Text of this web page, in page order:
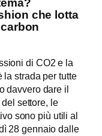
che lotta
di CO2 e la
strada per tutte
davvero dare il
settore, le
sono più utili al
28 gennaio dalle